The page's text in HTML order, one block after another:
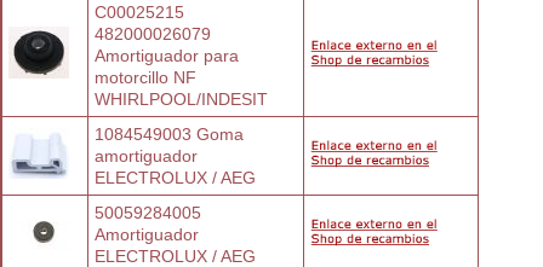
C00025215
482000026079
Amortiguador para
motorcillo NF
WHIRLPOOL/INDESIT
1084549003 Goma
amortiguador
ELECTROLUX / AEG
50059284005
Amortiguador
ELECTROLUX / AEG